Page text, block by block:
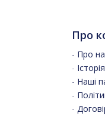
Про
- Про
-
- Наші
-
-